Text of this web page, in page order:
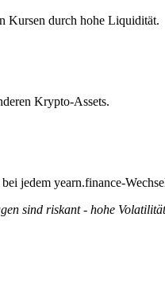
Kursen durch hohe Liquidität.
Krypto-Assets.
jedem yearn.finance-
sind riskant - hohe